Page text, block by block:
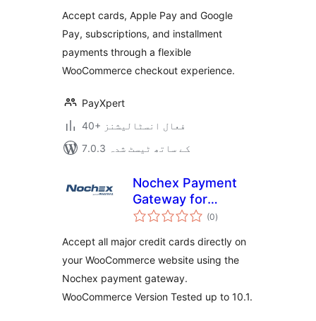
Accept cards, Apple Pay and Google
Pay, subscriptions, and installment
payments through a flexible
WooCommerce checkout experience.
PayXpert
40+ فعال انسٹالیشنز
7.0.3 کے ساتھ ٹیسٹ شدہ
Nochex Payment
Gateway for
Woocommerce
(0مجموعی
درجہ
)
Accept all major credit cards directly on
your WooCommerce website using the
Nochex payment gateway.
WooCommerce Version Tested up to 10.1.